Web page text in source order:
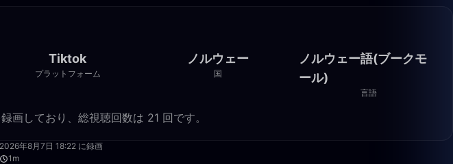
Tiktok
プラットフォーム
ノルウェー
国
ノルウェー語(ブークモ
ール)
言語
しており、総視聴回数は 21 回です。
2026年8月7日 18:22 に録画
1m